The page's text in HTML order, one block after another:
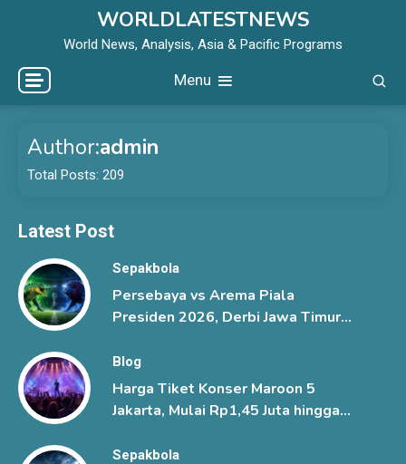
WORLDLATESTNEWS
World News, Analysis, Asia & Pacific Programs
Menu
Author:admin
Total Posts: 209
Latest Post
Sepakbola
Persebaya vs Arema Piala
Presiden 2026, Derbi Jawa Timur
Blog
Harga Tiket Konser Maroon 5
Jakarta, Mulai Rp1,45 Juta hingga
Sepakbola